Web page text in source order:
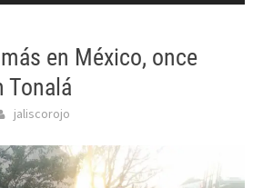
en México, once
Tonalá
jaliscorojo